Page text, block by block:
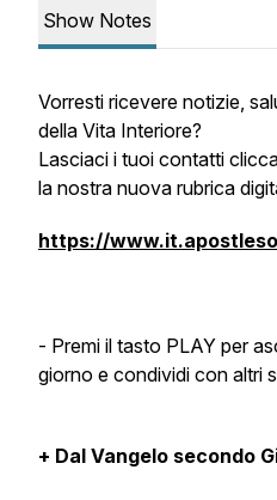
Show Notes
Vorresti ricevere notizie,
della Vita Interiore?
Lasciaci i tuoi contatti
la nostra nuova rubrica
https://
- Premi il tasto PLAY per
giorno e condividi con altri
+ Dal Vangelo secondo